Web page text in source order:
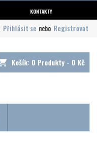
KONTAKTY
Přihlásit se nebo Registrovat
Košík: 0 Produkty - 0 Kč